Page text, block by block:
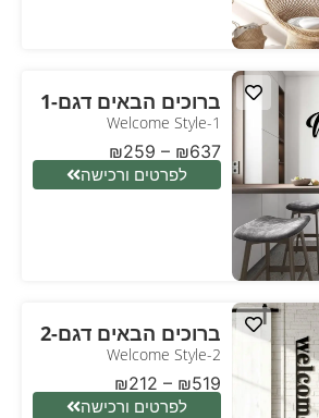
ברוכים הבאים דגם-1
Welcome Style-1
₪259 – ₪637
לפרטים ורכישה
ברוכים הבאים דגם-2
Welcome Style-2
₪212 – ₪519
לפרטים ורכישה